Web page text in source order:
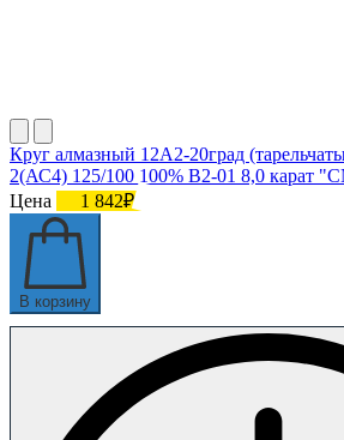
Круг алмазный 12А2-20град
2(АС4) 125/100 100% В2-01 8,0 карат
Цена
1 842₽
В корзину